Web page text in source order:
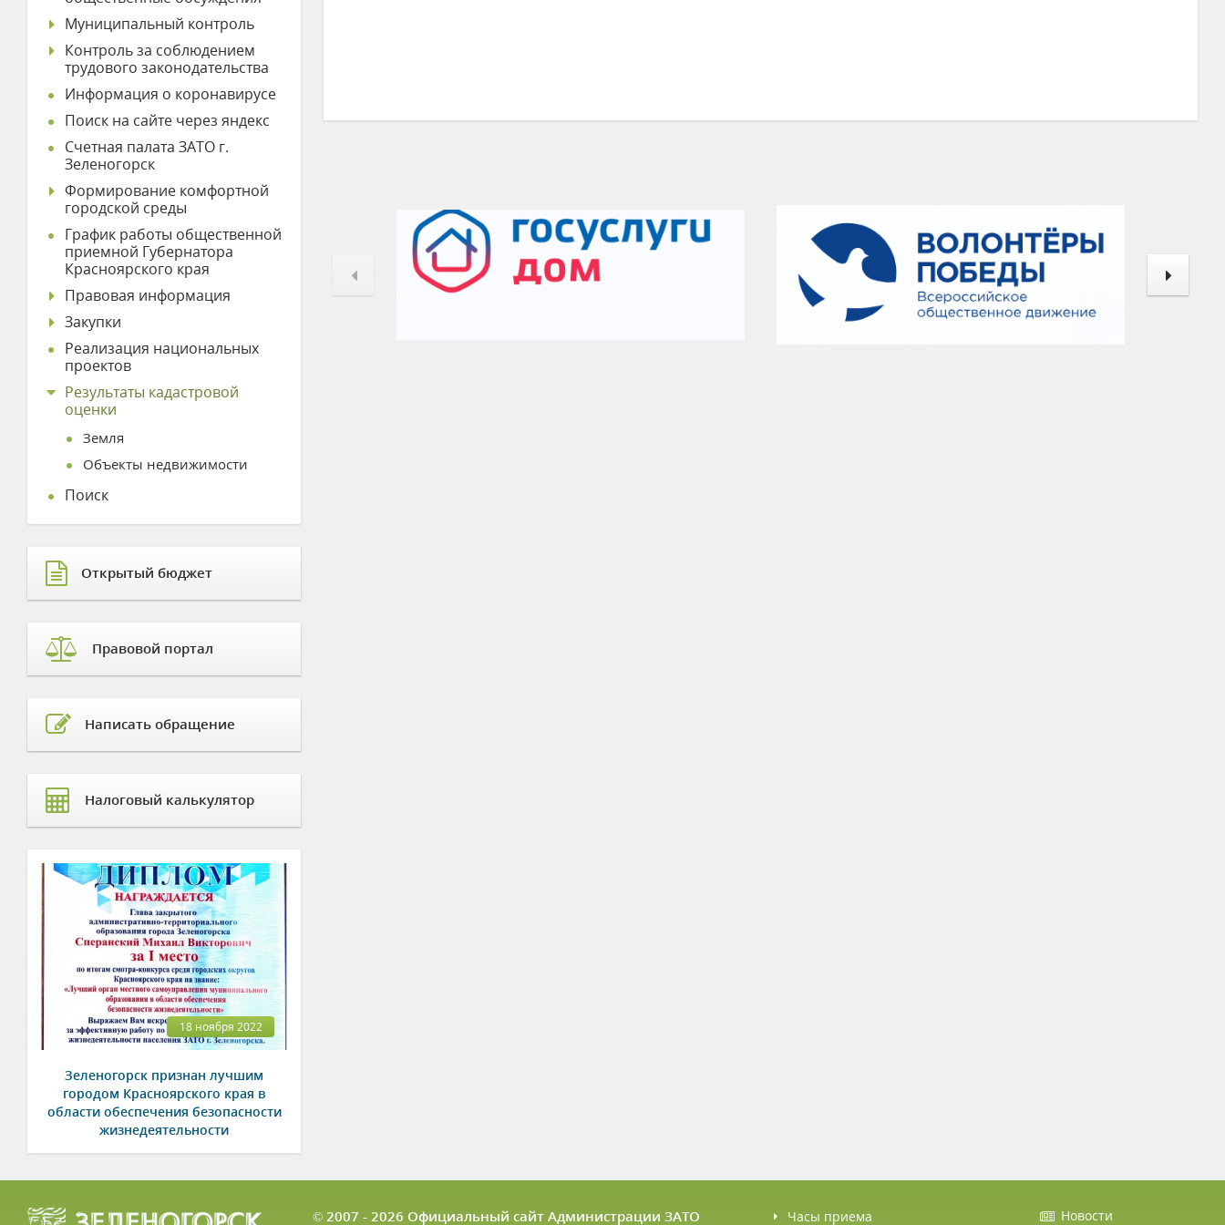
Муниципальный контроль
Контроль за соблюдением
трудового законодательства
Информация о коронавирусе
Поиск на сайте через яндекс
Счетная палата ЗАТО г.
Зеленогорск
Формирование комфортной
городской среды
График работы общественной
приемной Губернатора
Красноярского края
Правовая информация
Закупки
Реализация национальных
проектов
Результаты кадастровой
оценки
Земля
Объекты недвижимости
Поиск
Открытый бюджет
Правовой портал
Написать обращение
Налоговый калькулятор
18 ноября 2022
Зеленогорск признан лучшим
городом Красноярского края в
области обеспечения безопасности
жизнедеятельности
© 2007 - 2026 Официальный сайт Администрации ЗАТО
Часы приема Новости